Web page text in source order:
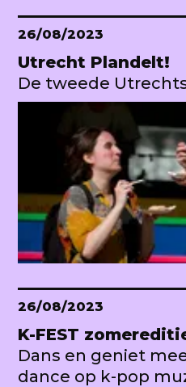
26/08/2023
Utrecht Plandelt!
De tweede
26/08/2023
K-FEST
Dans en geniet
dance op k-pop